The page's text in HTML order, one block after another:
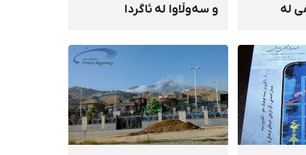
لە
و سەوڵاوا لە ئاگردا